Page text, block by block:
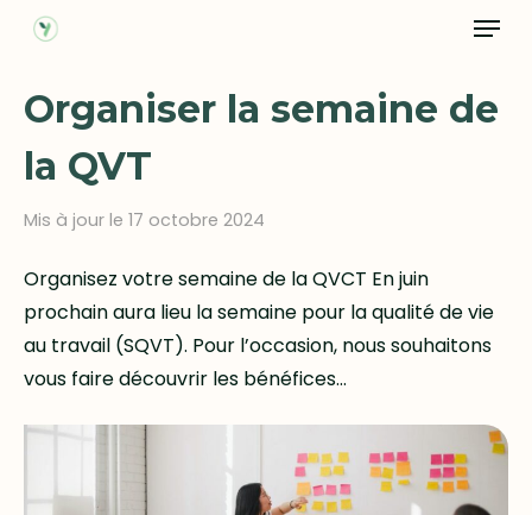
Skip
content
Menu
Organiser la semaine de
la QVT
Mis à jour le 17 octobre 2024
Organisez votre semaine de la QVCT En juin
prochain aura lieu la semaine pour la qualité de vie
au travail (SQVT). Pour l’occasion, nous souhaitons
vous faire découvrir les bénéfices…